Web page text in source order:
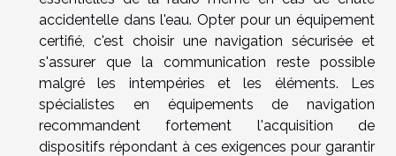
accidentelle dans l'eau. Opter pour un équipement
certifié, c'est choisir une navigation sécurisée et
s'assurer que la communication reste possible
malgré les intempéries et les éléments. Les
spécialistes en équipements de navigation
recommandent fortement l'acquisition de
dispositifs répondant à ces exigences pour garantir